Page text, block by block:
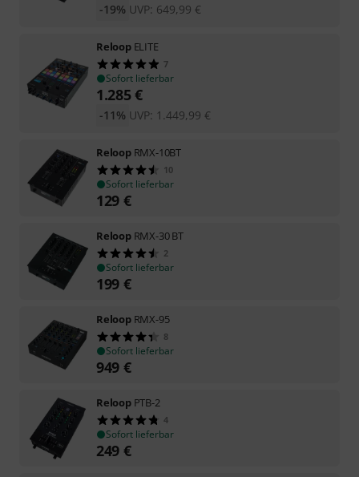
UVP: 649,99 €
-19%
Reloop ELITE
7
Sofort lieferbar
1.285€
UVP: 1.449,99 €
-11%
Reloop RMX-10BT
10
Sofort lieferbar
129 €
Reloop RMX-30 BT
2
Sofort lieferbar
199 €
Reloop RMX-95
8
Sofort lieferbar
949 €
Reloop PTB-2
4
Sofort lieferbar
249 €